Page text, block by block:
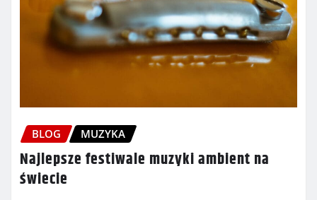
BLOG MUZYKA
Najlepsze festiwale muzyki ambient na
świecie